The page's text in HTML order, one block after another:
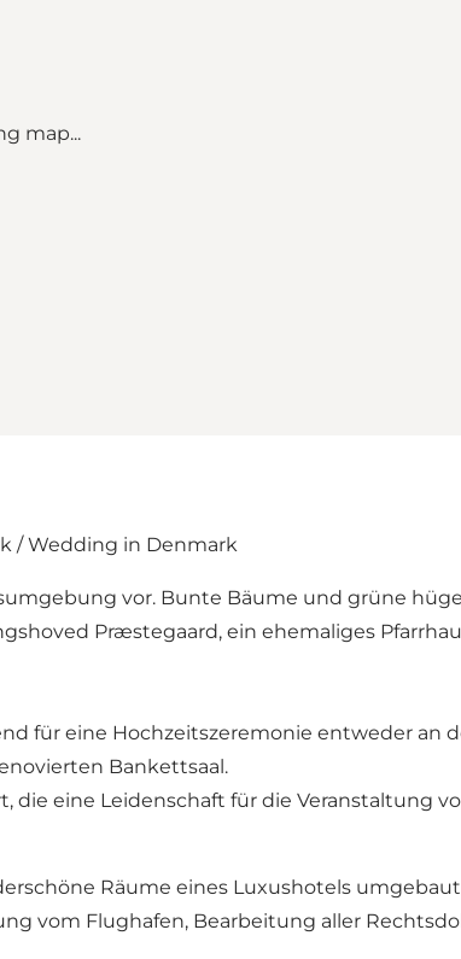
map...
/ Wedding in Denmark
vor. Bunte Bäume und grüne
Præstegaard, ein ehemaliges
für eine Hochzeitszeremonie entweder an
Bankettsaal.
eine Leidenschaft für die Veranstaltung
Räume eines Luxushotels
vom Flughafen, Bearbeitung aller